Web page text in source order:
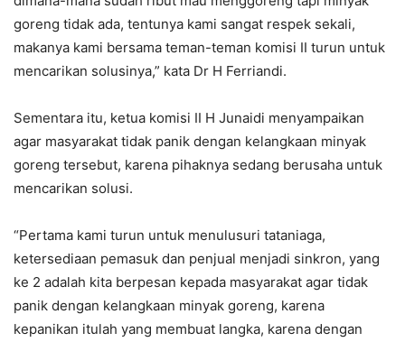
goreng tidak ada, tentunya kami sangat respek sekali,
makanya kami bersama teman-teman komisi II turun untuk
mencarikan solusinya,” kata Dr H Ferriandi.
Sementara itu, ketua komisi II H Junaidi menyampaikan
agar masyarakat tidak panik dengan kelangkaan minyak
goreng tersebut, karena pihaknya sedang berusaha untuk
mencarikan solusi.
“Pertama kami turun untuk menulusuri tataniaga,
ketersediaan pemasuk dan penjual menjadi sinkron, yang
ke 2 adalah kita berpesan kepada masyarakat agar tidak
panik dengan kelangkaan minyak goreng, karena
kepanikan itulah yang membuat langka, karena dengan